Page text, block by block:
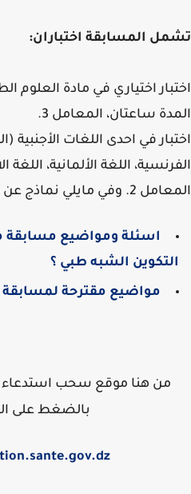
المسابقة اختباران:
اختياري في مادة العلوم
ساعتان، المعامل 3.
في احدى اللغات الأجنبية
اللغة الألمانية، اللغة
مايلي نماذج عن مواضيع المسابقة:
اسئلة ومواضيع مسابقة
الشبه طبي ؟
مواضيع مقترحة لمسابقة شبه
من هنا موقع سحب استدعاء
بالضغط على